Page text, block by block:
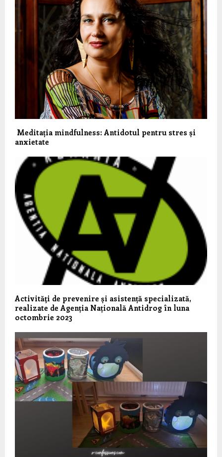
Meditația mindfulness: Antidotul pentru stres și
anxietate
Activităţi de prevenire și asistență specializată,
realizate de Agenția Națională Antidrog în luna
octombrie 2023